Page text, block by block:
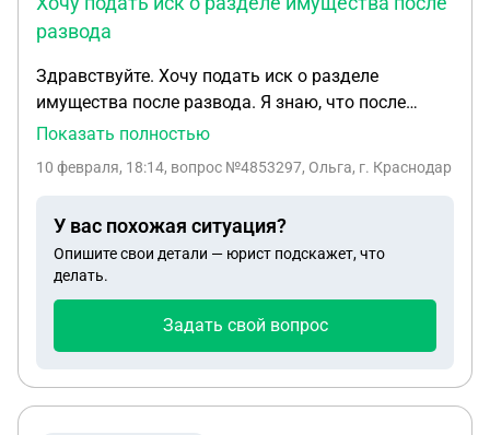
развода
Здравствуйте. Хочу подать иск о разделе
имущества после развода. Я знаю, что после
развода можно подать иск в течении 3 лет.
развод состоялся чуть более года назад. Можно
машину, которую муж продал после развода, то
есть на компенсацию суммы от продажи, к
сожалению не помню точно гос номер и дату
Показать полностью
10 февраля, 18:14, вопрос №4853297, Ольга, г. Краснодар
У вас похожая ситуация?
Опишите свои детали — юрист подскажет, что
делать.
Задать свой вопрос